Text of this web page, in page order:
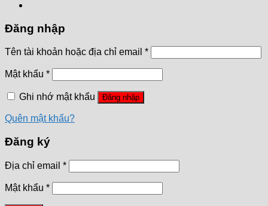
Đăng nhập
Tên tài khoản hoặc địa chỉ email *
Mật khẩu *
Ghi nhớ mật khẩu Đăng nhập
Quên mật khẩu?
Đăng ký
Địa chỉ email *
Mật khẩu *